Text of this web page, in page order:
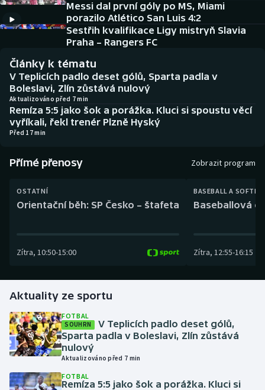
Americký fotbal
Baseball a softbal
Basketbal
Biatlon
Boby a skeleton
Box
Curling
Golf
Gymnastika
Házená
Jezdectví
NEPŘEHLÉDNĚTE
Historické návraty
Aplikace ČT sport
AZ kvíz
Messi dal první góly po MS, Miami
porazilo Atlético San Luis 4:2
Sestřih kvalifikace Ligy mistryň Slavia
Praha – Rangers FC
Články k tématu
V Teplicích padlo deset gólů, Sparta padla v
Boleslavi, Zlín zůstává nulový
Aktualizováno před 7 min
Remíza 5:5 jako šok a porážka. Kluci si spoustu věcí
vyříkali, řekl trenér Plzně Hyský
Před 17 min
Přímé přenosy Zobrazit program
OSTATNÍ
Orientační běh: SP Česko – štafeta
Zítra, 10:50-15:00
BASEBALL A
Baseballová
Zítra, 12:55-16:15
Aktuality ze sportu
FOTBAL
SOUHRN
V Teplicích padlo deset gólů,
Sparta padla v Boleslavi, Zlín zůstává
nulový
Aktualizováno před 7 min
FOTBAL
Remíza 5:5 jako šok a porážka. Kluci si